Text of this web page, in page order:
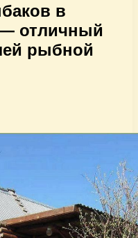
в
— отличный
рыбной